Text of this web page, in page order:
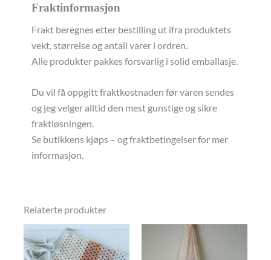
Fraktinformasjon
Frakt beregnes etter bestilling ut ifra produktets
vekt, størrelse og antall varer i ordren.
Alle produkter pakkes forsvarlig i solid emballasje.
Du vil få oppgitt fraktkostnaden før varen sendes
og jeg velger alltid den mest gunstige og sikre
fraktløsningen.
Se butikkens kjøps – og fraktbetingelser for mer
informasjon.
Relaterte produkter